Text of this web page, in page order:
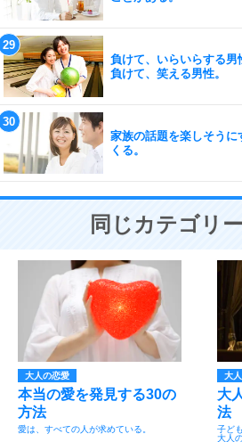
負けて、いらいらする男
負けて、笑える男性。
家族の話題を楽しそうに
くる。
同じカテゴリ
大人の恋愛
本当の愛を発見する30の
方法
愛は、すべての人が求めている。
大
大
法
子ど
大人